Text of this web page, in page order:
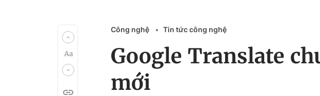
Công nghệ Tin tức công nghệ
Google Translate
mới